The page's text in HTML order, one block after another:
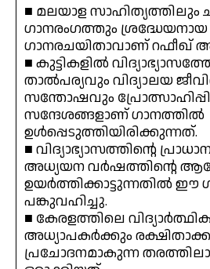
■ മലയാള സാഹിത്യത്തിലും
ഗാനരംഗത്തും ശ്രദ്ധേയനായ
ഗാനരചയിതാവാണ് റഫീഖ്
■ കുട്ടികളിൽ
താൽപര്യവും വിദ്യാലയ
സന്തോഷവും
സന്ദേശങ്ങളാണ് ഗാനത്തിൽ
ഉൾപ്പെടുത്തിയിരിക്കുന്നത്.
■ വിദ്യാഭ്യാസത്തിന്റെ
അധ്യയന വർഷത്തിന്റെ
ഉയർത്തിക്കാട്ടുന്നതിൽ ഈ
പങ്കുവഹിച്ചു.
■ കേരളത്തിലെ
അധ്യാപകർക്കും
പ്രചോദനമാകുന്ന